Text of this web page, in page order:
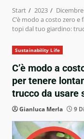
Start 2023
Dicembre
C’è modo a costo zero
topi dal tuo giardino:
Sustainability Life
C’è modo a
per tenere
trucco da usare
Gianluca Merla 9